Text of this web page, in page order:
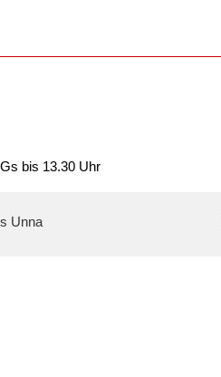
bis 13.30 Uhr
Unna